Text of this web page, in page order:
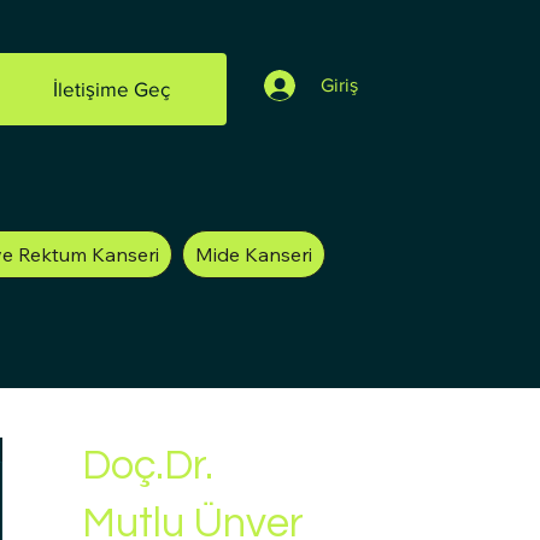
İletişime Geç Giriş
Rektum Kanseri Mide Kanseri
Doç.Dr.
Mutlu Ünver